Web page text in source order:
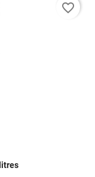
favorite_border